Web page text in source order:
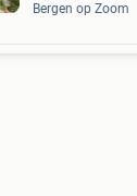
Bergen op Zoom